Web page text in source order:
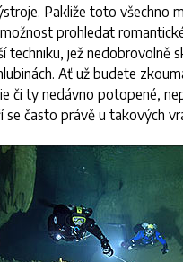
Pakliže toto všechno
prohledat
techniku, jež nedobrovolně
Ať už budete
či ty nedávno potopené,
se často právě u takových